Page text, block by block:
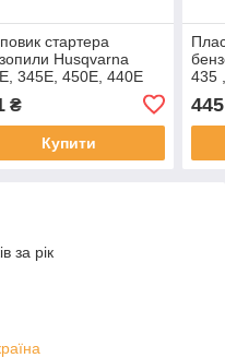
стартера
Husqvarna
345Е, 450Е, 440Е
₴
Купити
435
445
за рік